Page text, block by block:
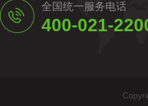
全国统一服务电话
400-021-